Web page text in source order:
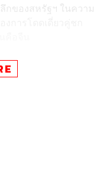
กของสหรัฐฯ ในความ
ล้ชิดเป็นพิเศษในยุค
บดีสีจิ้นผิง ทั้งคู่ได้ผูก